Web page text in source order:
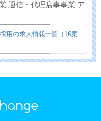
通信・代理店事事業 ア
用の求人情報一覧（16案